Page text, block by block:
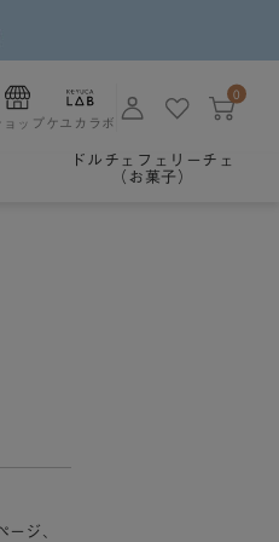
ョップケユカラボ
0
ドルチェフェリーチェ
（お菓子）
ジ、